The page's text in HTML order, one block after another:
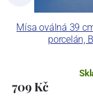
Mísa oválná 39
porcelán,
709 Kč